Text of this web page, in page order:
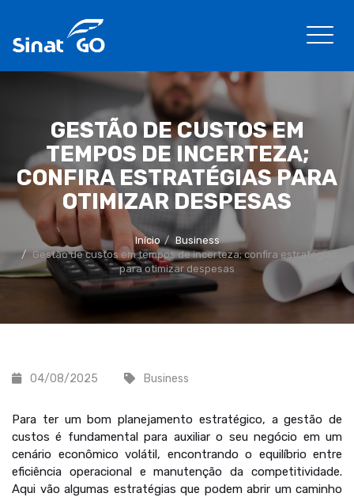
GESTÃO DE CUSTOS EM
TEMPOS DE INCERTEZA;
CONFIRA ESTRATÉGIAS PARA
OTIMIZAR DESPESAS
Início
Business
Gestão de custos em tempos de incerteza; confira estratégias
para otimizar despesas
04/08/2025 Business
Para ter um bom planejamento estratégico, a gestão de
custos é fundamental para auxiliar o seu negócio em um
cenário econômico volátil, encontrando o equilíbrio entre
eficiência operacional e manutenção da competitividade.
Aqui vão algumas estratégias que podem abrir um caminho